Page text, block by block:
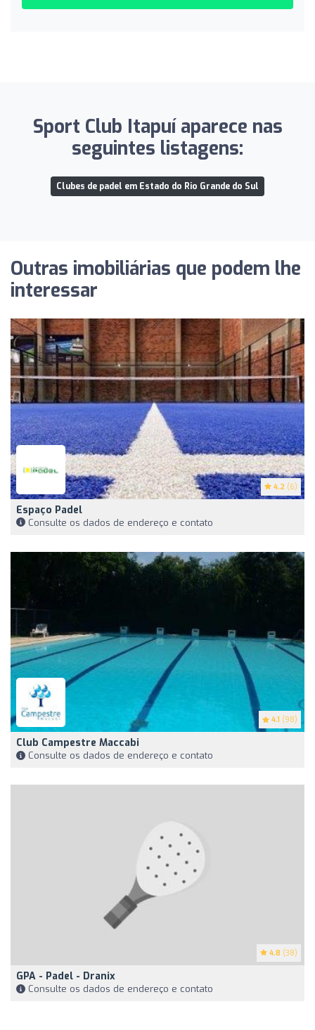
Sport Club Itapuí aparece nas
seguintes listagens:
Clubes de padel em Estado do Rio Grande do Sul
Outras imobiliárias que podem lhe
interessar
4.2 (6)
Espaço Padel
Consulte os dados de endereço e contato
4.1 (98)
Club Campestre Maccabi
Consulte os dados de endereço e contato
4.8 (38)
GPA - Padel - Dranix
Consulte os dados de endereço e contato